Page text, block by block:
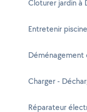
Cloturer jardin à
Entretenir
Déménagement
Charger -
Réparateur